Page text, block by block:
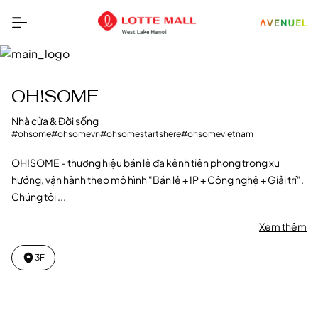
OH!SOME
Nhà cửa & Đời sống
#ohsome#ohsomevn#ohsomestartshere#ohsomevietnam
OH!SOME - thương hiệu bán lẻ đa kênh tiên phong trong xu
hướng, vận hành theo mô hình "Bán lẻ + IP + Công nghệ + Giải trí".
Chúng tôi ...
Xem thêm
3F